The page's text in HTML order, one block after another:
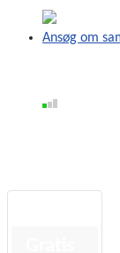
Ansøg om